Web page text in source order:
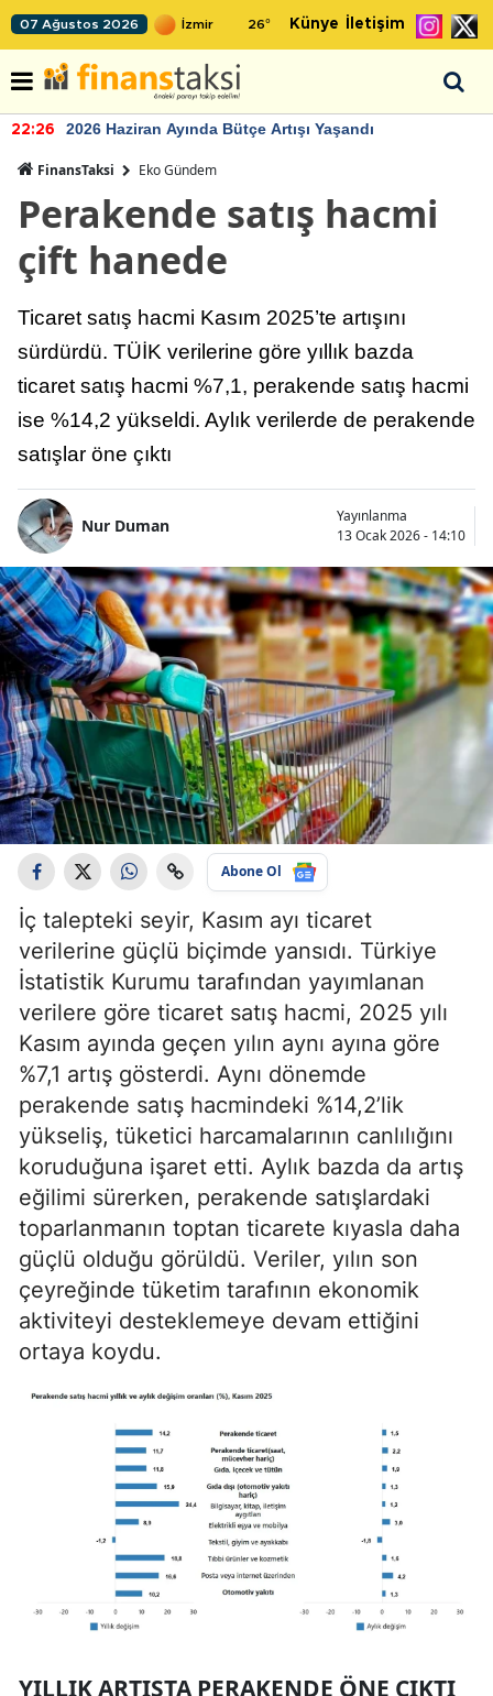
07 Ağustos 2026 26° Künye İletişim
22:26 2026 Haziran Ayında Bütçe Artışı Yaşandı
FinansTaksi Eko Gündem
Perakende satış hacmi
çift hanede
Ticaret satış hacmi Kasım 2025’te artışını
sürdürdü. TÜİK verilerine göre yıllık bazda
ticaret satış hacmi %7,1, perakende satış hacmi
ise %14,2 yükseldi. Aylık verilerde de perakende
satışlar öne çıktı
Nur Duman
Yayınlanma
13 Ocak 2026 - 14:10
Abone Ol
İç talepteki seyir, Kasım ayı ticaret
verilerine güçlü biçimde yansıdı. Türkiye
İstatistik Kurumu tarafından yayımlanan
verilere göre ticaret satış hacmi, 2025 yılı
Kasım ayında geçen yılın aynı ayına göre
%7,1 artış gösterdi. Aynı dönemde
perakende satış hacmindeki %14,2’lik
yükseliş, tüketici harcamalarının canlılığını
koruduğuna işaret etti. Aylık bazda da artış
eğilimi sürerken, perakende satışlardaki
toparlanmanın toptan ticarete kıyasla daha
güçlü olduğu görüldü. Veriler, yılın son
çeyreğinde tüketim tarafının ekonomik
aktiviteyi desteklemeye devam ettiğini
ortaya koydu.
YILLIK ARTIŞTA PERAKENDE ÖNE ÇIKTI